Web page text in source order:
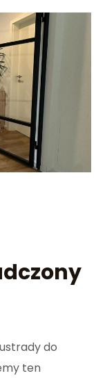
do
ten